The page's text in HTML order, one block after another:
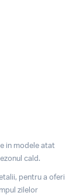
in modele atat
cald.
pentru a oferi
zilelor